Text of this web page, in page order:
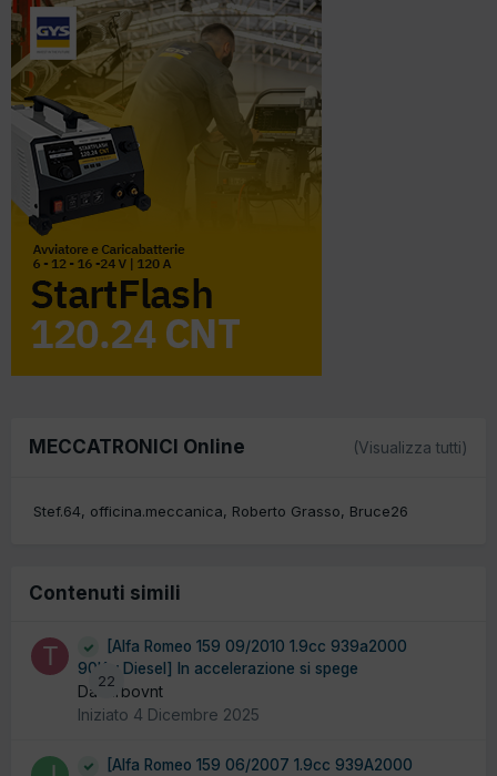
MECCATRONICI Online (Visualizza tutti)
Stef.64 officina.meccanica Roberto Grasso Bruce26
Contenuti simili
22
[Alfa Romeo 159 09/2010 1.9cc 939a2000
90Kw Diesel] In accelerazione si spege
Da turbovnt
Iniziato 4 Dicembre 2025
[Alfa Romeo 159 06/2007 1.9cc 939A2000